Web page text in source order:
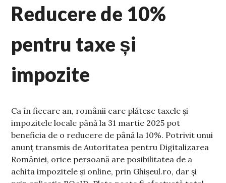
Reducere de 10%
pentru taxe și
impozite
Ca în fiecare an, românii care plătesc taxele și
impozitele locale până la 31 martie 2025 pot
beneficia de o reducere de până la 10%. Potrivit unui
anunț transmis de Autoritatea pentru Digitalizarea
României, orice persoană are posibilitatea de a
achita impozitele și online, prin Ghișeul.ro, dar și